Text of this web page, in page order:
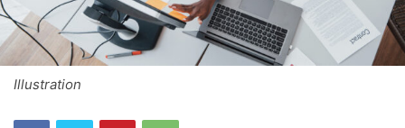
Illustration